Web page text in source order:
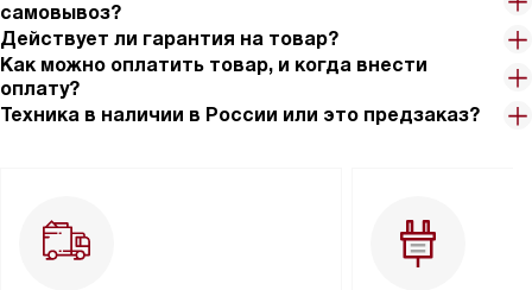
самовывоз?
Действует ли гарантия на товар?
Как можно оплатить товар, и когда внести
оплату?
Техника в наличии в России или это предзаказ?